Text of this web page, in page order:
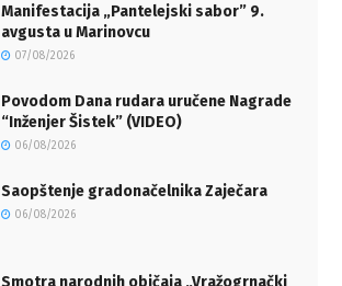
Manifestacija „Pantelejski sabor” 9.
avgusta u Marinovcu
07/08/2026
Povodom Dana rudara uručene Nagrade
“Inženjer Šistek” (VIDEO)
06/08/2026
Saopštenje gradonačelnika Zaječara
06/08/2026
Smotra narodnih običaja „Vražogrnački